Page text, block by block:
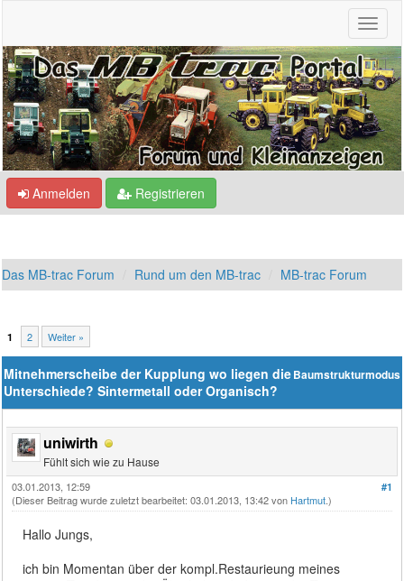
Anmelden Registrieren
Das MB-trac Forum Rund um den MB-trac MB-trac Forum
1 2 Weiter »
Baumstrukturmodus
Mitnehmerscheibe der Kupplung wo liegen die
Unterschiede? Sintermetall oder Organisch?
uniwirth
Fühlt sich wie zu Hause
#1
03.01.2013, 12:59
(Dieser Beitrag wurde zuletzt bearbeitet: 03.01.2013, 13:42 von Hartmut.)
Hallo Jungs,
ich bin Momentan über der kompl.Restaurieung meines